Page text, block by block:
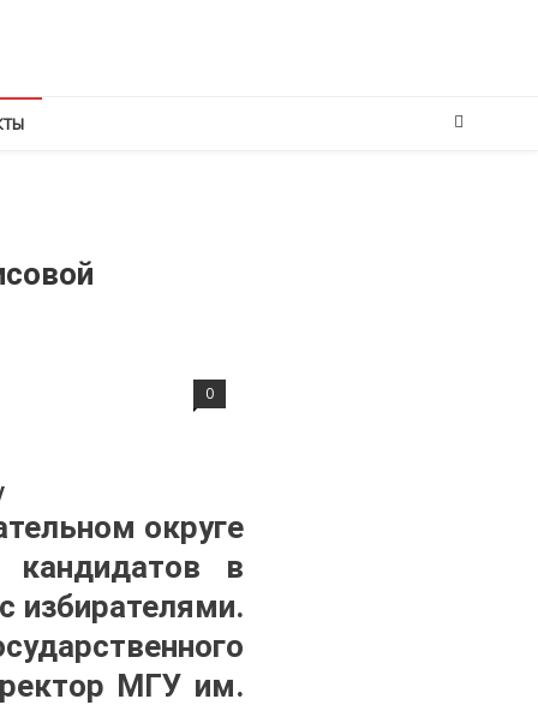
0
округе
в
избирателями.
МГУ им.